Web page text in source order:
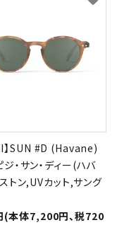
】SUN #D (Havane)
ジ・サン・ディー(ハバ
トン,UVカット,サング
本体7,200円、税720